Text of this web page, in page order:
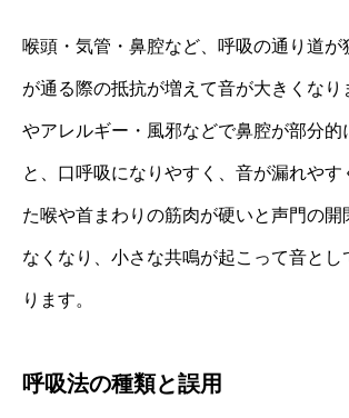
喉頭・気管・鼻腔など、呼吸の通り道が
が通る際の抵抗が増えて音が大きくなり
やアレルギー・風邪などで鼻腔が部分的
と、口呼吸になりやすく、音が漏れやす
た喉や首まわりの筋肉が硬いと声門の開
なくなり、小さな共鳴が起こって音とし
ります。
呼吸法の種類と誤用